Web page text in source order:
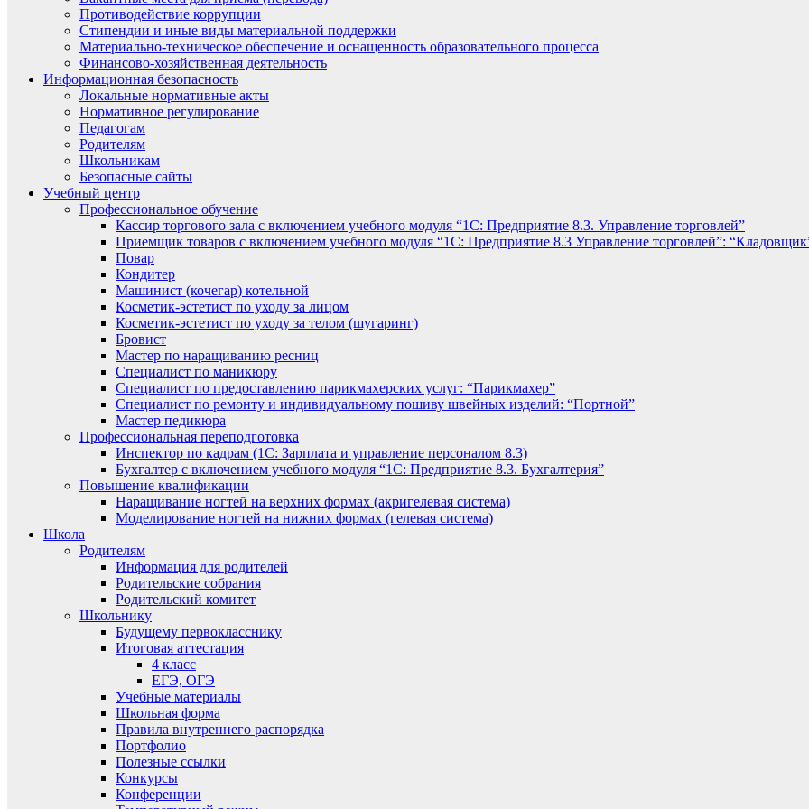
Противодействие коррупции
Стипендии и иные виды материальной поддержки
Материально-техническое обеспечение и оснащенность образовательного процесса
Финансово-хозяйственная деятельность
Информационная безопасность
Локальные нормативные акты
Нормативное регулирование
Педагогам
Родителям
Школьникам
Безопасные сайты
Учебный центр
Профессиональное обучение
Кассир торгового зала с включением учебного модуля “1С: Предприятие 8.3. Управление торговлей”
Приемщик товаров с включением учебного модуля “1С: Предприятие 8.3 Управление торговлей”:
Повар
Кондитер
Машинист (кочегар) котельной
Косметик-эстетист по уходу за лицом
Косметик-эстетист по уходу за телом (шугаринг)
Бровист
Мастер по наращиванию ресниц
Специалист по маникюру
Специалист по предоставлению парикмахерских услуг: “Парикмахер”
Специалист по ремонту и индивидуальному пошиву швейных изделий: “Портной”
Мастер педикюра
Профессиональная переподготовка
Инспектор по кадрам (1С: Зарплата и управление персоналом 8.3)
Бухгалтер с включением учебного модуля “1С: Предприятие 8.3. Бухгалтерия”
Повышение квалификации
Наращивание ногтей на верхних формах (акригелевая система)
Моделирование ногтей на нижних формах (гелевая система)
Школа
Родителям
Информация для родителей
Родительские собрания
Родительский комитет
Школьнику
Будущему первокласснику
Итоговая аттестация
4 класс
ЕГЭ, ОГЭ
Учебные материалы
Школьная форма
Правила внутреннего распорядка
Портфолио
Полезные ссылки
Конкурсы
Конференции